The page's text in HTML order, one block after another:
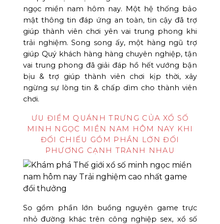
ngọc miền nam hôm nay. Một hệ thống bảo
mật thông tin đáp ứng an toàn, tin cậy đã trợ
giúp thành viên chơi yên vai trung phong khi
trải nghiệm. Song song ấy, một hàng ngũ trợ
giúp Quý khách hàng hàng chuyên nghiệp, tận
vai trung phong đã giải đáp hồ hết vướng bận
bịu & trợ giúp thành viên chơi kịp thời, xây
ngừng sự lòng tin & chấp dìm cho thành viên
chơi.
ƯU ĐIỂM QUÁNH TRƯNG CỦA XỔ SỐ
MINH NGỌC MIỀN NAM HÔM NAY KHI
ĐỐI CHIẾU GỒM PHẦN LỚN ĐỐI
PHƯƠNG CẠNH TRANH NHAU
So gồm phần lớn buồng nguyên game trực
nhỏ đường khác trên công nghiệp sex, xổ số